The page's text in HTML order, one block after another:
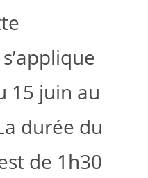
15 juin au
durée du
de 1h30